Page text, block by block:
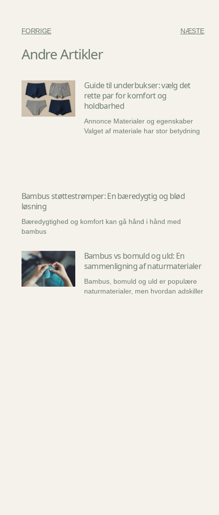
FORRIGE NÆSTE
Andre Artikler
Guide til underbukser: vælg det
rette par for komfort og
holdbarhed
Annonce Materialer og egenskaber
Valget af materiale har stor betydning
Bambus støttestrømper: En bæredygtig og blød
løsning
Bæredygtighed og komfort kan gå hånd i hånd med
bambus
Bambus vs bomuld og uld: En
sammenligning af naturmaterialer
Bambus, bomuld og uld er populære
naturmaterialer, men hvordan adskiller